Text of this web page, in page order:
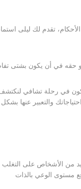
الأحكام، تقدم لك ليلى
حقه في أن يكون بشتى
في رحلة تشافي لنكتشف
والتعبير عنها
من الأشخاص على التغلب